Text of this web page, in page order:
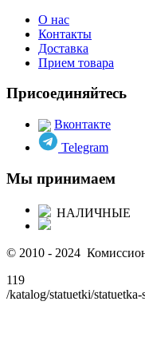
О нас
Контакты
Доставка
Прием товара
Присоединяйтесь
Вконтакте
Telegram
Мы принимаем
НАЛИЧНЫЕ
© 2010 - 2024
119
/katalog/statuetki/